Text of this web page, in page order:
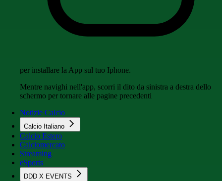
per installare la App sul tuo Iphone.
Mentre navighi nell'app, scorri il dito da sinistra a destra dello
schermo per tornare alle pagine precedenti
Notizie Calcio
Calcio Italiano
Calcio Estero
Calciomercato
Streaming
eSports
DDD X EVENTS